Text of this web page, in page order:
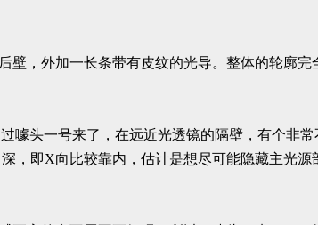
，外加一长条带有皮纹的光导。整体的轮廓完
头一号来了，在远近光透镜的隔壁，有个非
，即X向比较靠内，估计是想尽可能隐藏主光源